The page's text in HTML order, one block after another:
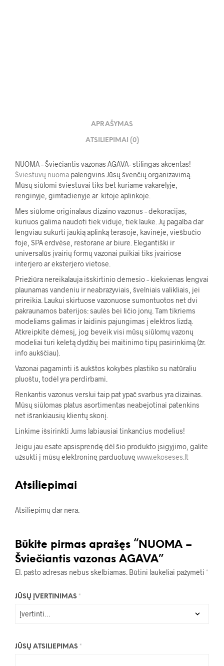
APRAŠYMAS
ATSILIEPIMAI (0)
NUOMA – Šviečiantis vazonas AGAVA– stilingas akcentas!
Šviestuvų nuoma palengvins Jūsų švenčių organizavimą.
Mūsų siūlomi šviestuvai tiks bet kuriame vakarėlyje,
renginyje, gimtadienyje ar kitoje aplinkoje.
Mes siūlome originalaus dizaino vazonus – dekoracijas,
kuriuos galima naudoti tiek viduje, tiek lauke. Jų pagalba dar
lengviau sukurti jaukią aplinką terasoje, kavinėje, viešbučio
foje, SPA erdvėse, restorane ar biure. Elegantiški ir
universalūs įvairių formų vazonai puikiai tiks įvairiose
interjero ar eksterjero vietose.
Priežiūra nereikalauja išskirtinio dėmesio – kiekvienas lengvai
plaunamas vandeniu ir neabrazyviais, švelniais valikliais, jei
prireikia. Laukui skirtuose vazonuose sumontuotos net dvi
pakraunamos baterijos: saulės bei ličio jonų. Tam tikriems
modeliams galimas ir laidinis pajungimas į elektros lizdą.
Atkreipkite dėmesį, jog beveik visi mūsų siūlomų vazonų
modeliai turi keletą dydžių bei maitinimo tipų pasirinkimą (žr.
info aukščiau).
Vazonai pagaminti iš aukštos kokybės plastiko su natūraliu
pluoštu, todėl yra perdirbami.
Renkantis vazonus verslui taip pat ypač svarbus yra dizainas.
Mūsų siūlomas platus asortimentas neabejotinai patenkins
net išrankiausių klientų skonį.
Linkime išsirinkti Jums labiausiai tinkančius modelius!
Jeigu jau esate apsisprendę dėl šio produkto įsigyjimo, galite
užsukti į mūsų elektroninę parduotuvę www.ekoseses.lt
Atsiliepimai
Atsiliepimų dar nėra.
Būkite pirmas aprašęs “NUOMA –
Šviečiantis vazonas AGAVA”
El. pašto adresas nebus skelbiamas. Būtini laukeliai pažymėti *
JŪSŲ ĮVERTINIMAS *
JŪSŲ ATSILIEPIMAS *